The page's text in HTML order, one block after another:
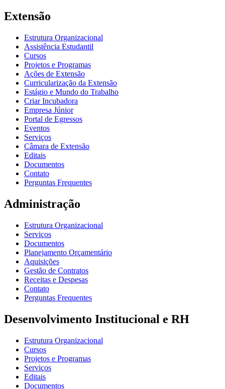
Extensão
Estrutura Organizacional
Assistência Estudantil
Cursos
Projetos e Programas
Ações de Extensão
Curricularização da Extensão
Estágio e Mundo do Trabalho
Criar Incubadora
Empresa Júnior
Portal de Egressos
Eventos
Serviços
Câmara de Extensão
Editais
Documentos
Contato
Perguntas Frequentes
Administração
Estrutura Organizacional
Serviços
Documentos
Planejamento Orçamentário
Aquisições
Gestão de Contratos
Receitas e Despesas
Contato
Perguntas Frequentes
Desenvolvimento Institucional e RH
Estrutura Organizacional
Cursos
Projetos e Programas
Serviços
Editais
Documentos